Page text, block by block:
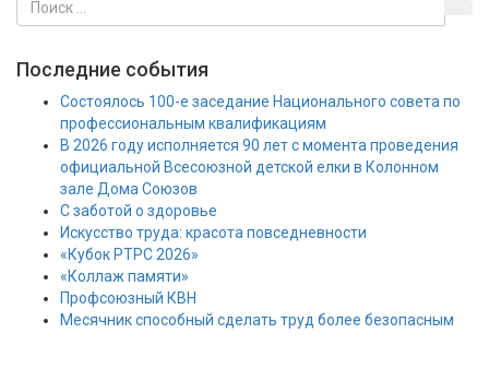
Последние события
Состоялось 100-е заседание Национального совета по
профессиональным квалификациям
В 2026 году исполняется 90 лет с момента проведения
официальной Всесоюзной детской елки в Колонном
зале Дома Союзов
С заботой о здоровье
Искусство труда: красота повседневности
«Кубок РТРС 2026»
«Коллаж памяти»
Профсоюзный КВН
Месячник способный сделать труд более безопасным